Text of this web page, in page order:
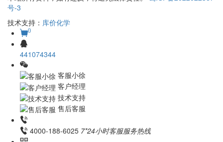
号-3
技术支持： 库价化学
0
441074344
客服小徐
客户经理
技术支持
售后客服
4000-188-6025 7*24小时客服服务热线